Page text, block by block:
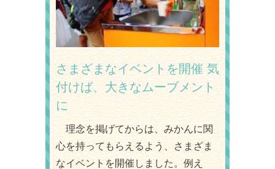
さまざまなイベントを開催気
付けば、大きなムーブメント
に
理念を掲げてからは、みかんに関
心を持ってもらえるよう、さまざま
なイベントを開催しました。例え